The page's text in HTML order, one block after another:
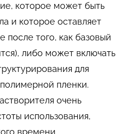
которое может быть
и которое оставляет
после того, как базовый
либо может включать
для
пленки.
очень
использования,
времени